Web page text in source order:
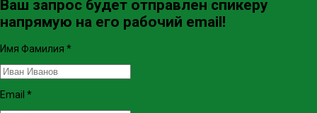
Ваш запрос будет отправлен спикеру
напрямую на его рабочий email!
Имя Фамилия *
Email *